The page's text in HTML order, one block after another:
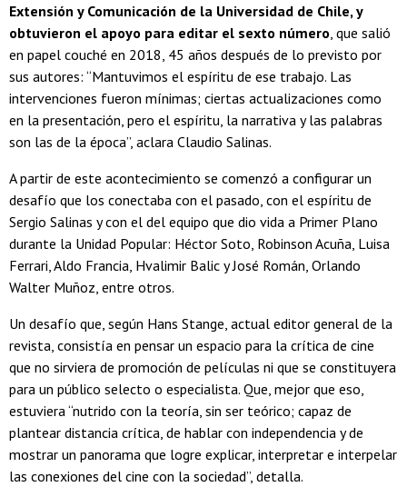
Extensión y Comunicación de la Universidad de Chile, y
obtuvieron el apoyo para editar el sexto número, que salió
en papel couché en 2018, 45 años después de lo previsto por
sus autores: “Mantuvimos el espíritu de ese trabajo. Las
intervenciones fueron mínimas; ciertas actualizaciones como
en la presentación, pero el espíritu, la narrativa y las palabras
son las de la época”, aclara Claudio Salinas.
A partir de este acontecimiento se comenzó a configurar un
desafío que los conectaba con el pasado, con el espíritu de
Sergio Salinas y con el del equipo que dio vida a Primer Plano
durante la Unidad Popular: Héctor Soto, Robinson Acuña, Luisa
Ferrari, Aldo Francia, Hvalimir Balic y José Román, Orlando
Walter Muñoz, entre otros.
Un desafío que, según Hans Stange, actual editor general de la
revista, consistía en pensar un espacio para la crítica de cine
que no sirviera de promoción de películas ni que se constituyera
para un público selecto o especialista. Que, mejor que eso,
estuviera “nutrido con la teoría, sin ser teórico; capaz de
plantear distancia crítica, de hablar con independencia y de
mostrar un panorama que logre explicar, interpretar e interpelar
las conexiones del cine con la sociedad”, detalla.